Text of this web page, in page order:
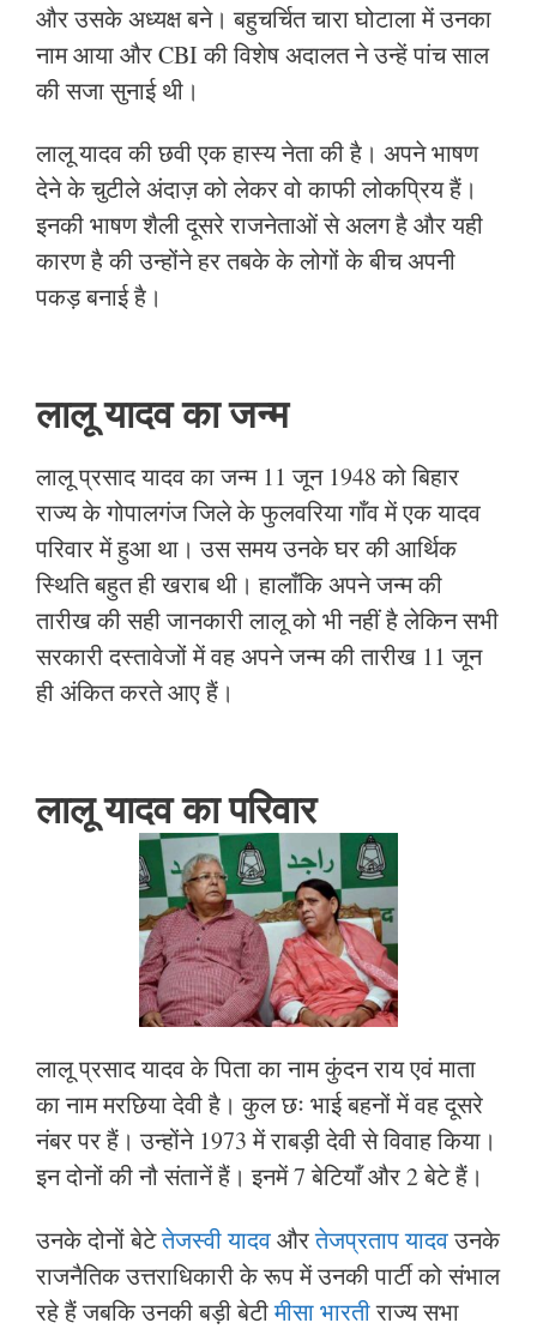
और उसके अध्यक्ष बने। बहुचर्चित चारा घोटाला में उनका
नाम आया और CBI की विशेष अदालत ने उन्हें पांच साल
की सजा सुनाई थी।
लालू यादव की छवी एक हास्य नेता की है। अपने भाषण
देने के चुटीले अंदाज़ को लेकर वो काफी लोकप्रिय हैं।
इनकी भाषण शैली दूसरे राजनेताओं से अलग है और यही
कारण है की उन्होंने हर तबके के लोगों के बीच अपनी
पकड़ बनाई है।
लालू यादव का जन्म
लालू प्रसाद यादव का जन्म 11 जून 1948 को बिहार
राज्य के गोपालगंज जिले के फुलवरिया गाँव में एक यादव
परिवार में हुआ था। उस समय उनके घर की आर्थिक
स्थिति बहुत ही खराब थी। हालाँकि अपने जन्म की
तारीख की सही जानकारी लालू को भी नहीं है लेकिन सभी
सरकारी दस्तावेजों में वह अपने जन्म की तारीख 11 जून
ही अंकित करते आए हैं।
लालू यादव का परिवार
लालू प्रसाद यादव के पिता का नाम कुंदन राय एवं माता
का नाम मरछिया देवी है। कुल छः भाई बहनों में वह दूसरे
नंबर पर हैं। उन्होंने 1973 में राबड़ी देवी से विवाह किया।
इन दोनों की नौ संतानें हैं। इनमें 7 बेटियाँ और 2 बेटे हैं।
उनके दोनों बेटेतेजस्वी यादवऔरतेजप्रताप यादवउनके
राजनैतिक उत्तराधिकारी के रूप में उनकी पार्टी को संभाल
रहे हैं जबकि उनकी बड़ी बेटीमीसा भारतीराज्य सभा